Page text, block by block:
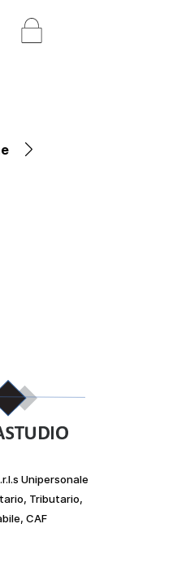
Unipersonale
Tributario,
CAF